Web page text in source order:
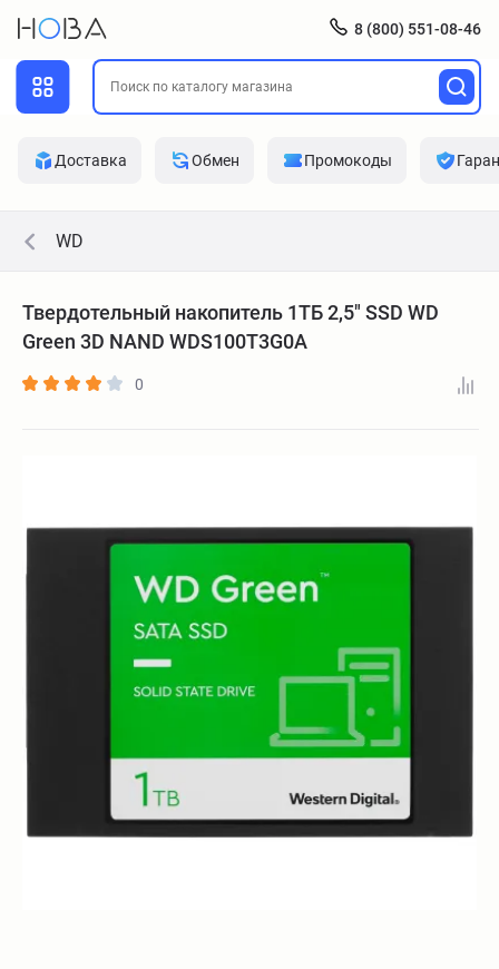
8 (800) 551-08-46
Доставка Обмен Промокоды
WD
Твердотельный накопитель 1ТБ 2,5" SSD WD
Green 3D NAND WDS100T3G0A
0